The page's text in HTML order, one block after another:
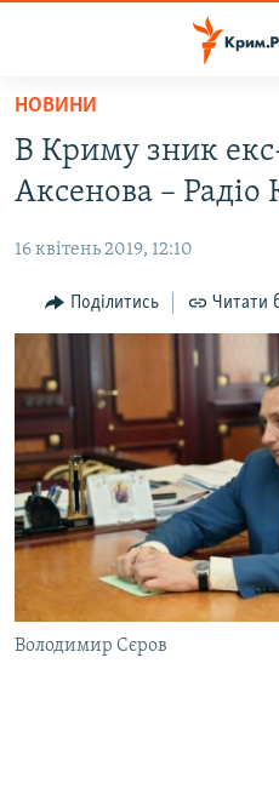
Перейти
основного
матеріалу
до
навігації
Перейти
пошуку
ВОДА.КРИМ
ПОЛІТИКА
БЛОГИ
ІНТЕРВ'Ю
ВСЕ ЗА ДЕНЬ
СПЕЦПРОЕКТИ
ДЕПОРТАЦІЯ
ВІДЕОУРОКИ «ELIFBE»
УКРАЇНСЬКА ПРОБЛЕМА КРИМУ
ЯК ОБІЙТИ БЛОКУВАННЯ
Русский
Qırımtatar
НОВИНИ
В Криму зник
Аксенова – Радіо
16 квітень 2019, 12:10
Поділитись Читати
Володимир Сєров